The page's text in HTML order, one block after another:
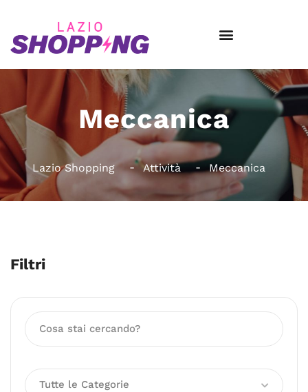
Meccanica
Lazio Shopping Attività Meccanica
Filtri
Tutte le Categorie